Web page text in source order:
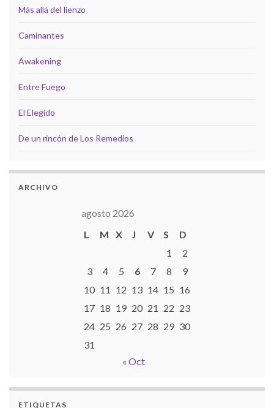
Más allá del lienzo
Caminantes
Awakening
Entre Fuego
El Elegido
De un rincón de Los Remedios
ARCHIVO
agosto 2026
L
M X J V S
D
1
2
3
4 5 6 7 8
9
10 11 12 13 14 15 16
17 18 19 20 21 22 23
24 25 26 27 28 29 30
31
« Oct
ETIQUETAS